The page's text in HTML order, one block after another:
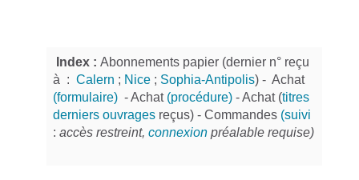
Index : Abonnements papier (dernier n° reçu
à : Calern ; Nice ; Sophia-Antipolis) - Achat
(formulaire) - Achat(procédure) - Achat (titres
derniers ouvrages reçus) - Commandes (suivi
: accès restreint, connexion préalable requise)